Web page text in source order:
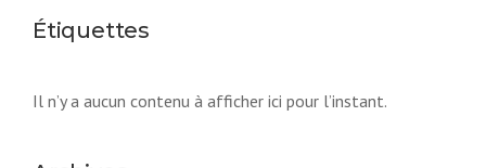
Étiquettes
Il n’y a aucun contenu à afficher ici pour l’instant.